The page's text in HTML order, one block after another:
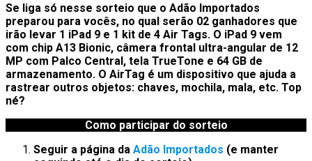
Se liga só nesse sorteio que o Adão Importados
preparou para vocês, no qual serão 02 ganhadores que
irão levar 1 iPad 9 e 1 kit de 4 Air Tags. O iPad 9 vem
com chip A13 Bionic, câmera frontal ultra-angular de 12
MP com Palco Central, tela TrueTone e 64 GB de
armazenamento. O AirTag é um dispositivo que ajuda a
rastrear outros objetos: chaves, mochila, mala, etc. Top
né?
Como participar do sorteio
Seguir a página da Adão Importados (e manter